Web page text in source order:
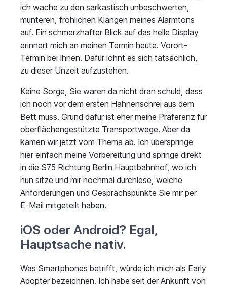
ich wache zu den sarkastisch unbeschwerten,
munteren, fröhlichen Klängen meines Alarmtons
auf. Ein schmerzhafter Blick auf das helle Display
erinnert mich an meinen Termin heute. Vorort-
Termin bei Ihnen. Dafür lohnt es sich tatsächlich,
zu dieser Unzeit aufzustehen.
Keine Sorge, Sie waren da nicht dran schuld, dass
ich noch vor dem ersten Hahnenschrei aus dem
Bett muss. Grund dafür ist eher meine Präferenz für
oberflächengestützte Transportwege. Aber da
kämen wir jetzt vom Thema ab. Ich überspringe
hier einfach meine Vorbereitung und springe direkt
in die S75 Richtung Berlin Hauptbahnhof, wo ich
nun sitze und mir nochmal durchlese, welche
Anforderungen und Gesprächspunkte Sie mir per
E-Mail mitgeteilt haben.
iOS oder Android? Egal,
Hauptsache nativ.
Was Smartphones betrifft, würde ich mich als Early
Adopter bezeichnen. Ich habe seit der Ankunft von